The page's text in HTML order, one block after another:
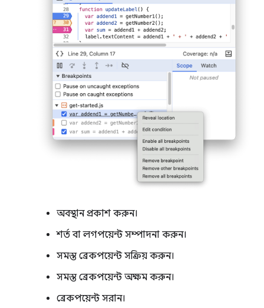
অবস্থান প্রকাশ করুন।
শর্ত বা লগপয়েন্ট সম্পাদনা করুন।
সমস্ত ব্রেকপয়েন্ট সক্রিয় করুন।
সমস্ত ব্রেকপয়েন্ট অক্ষম করুন।
ব্রেকপয়েন্ট সরান।